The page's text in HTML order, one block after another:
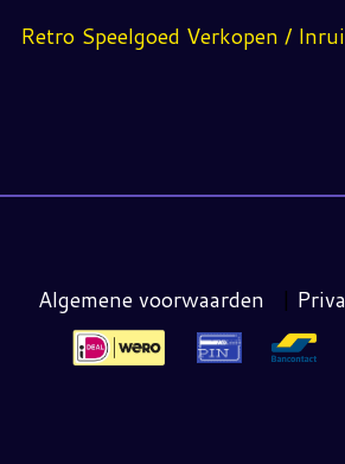
Retro Speelgoed Verkopen /
Algemene voorwaarden |